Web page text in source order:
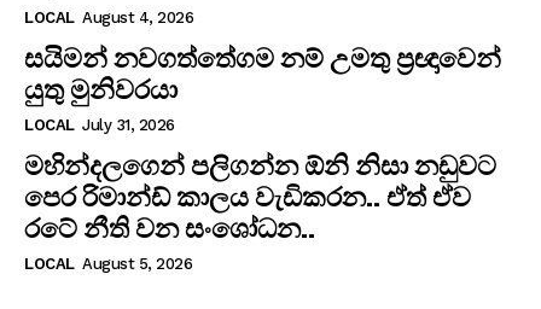
LOCAL August 4, 2026
සයිමන් නවගත්තේගම නම් උමතු ප්‍රඥාවෙන්
යුතු මුනිවරයා
LOCAL July 31, 2026
මහින්දලගෙන් පලිගන්න ඕනි නිසා නඩුවට
පෙර රිමාන්ඩ් කාලය වැඩිකරන.. ඒත් ඒව
රටේ නීති වන සංශෝධන..
LOCAL August 5, 2026